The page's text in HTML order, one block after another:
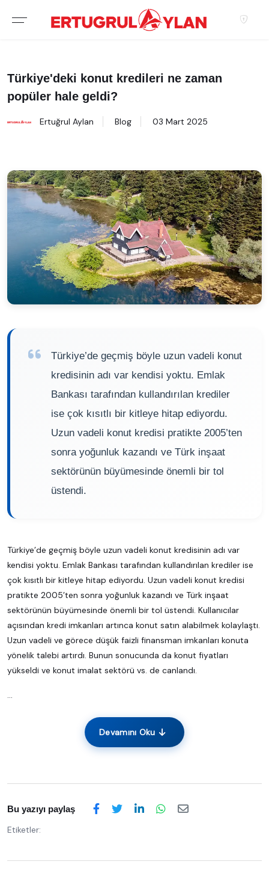
Türkiye'deki konut kredileri ne zaman
popüler hale geldi?
Ertuğrul Aylan Blog 03 Mart 2025
Türkiye’de geçmiş böyle uzun vadeli konut
kredisinin adı var kendisi yoktu. Emlak
Bankası tarafından kullandırılan krediler
ise çok kısıtlı bir kitleye hitap ediyordu.
Uzun vadeli konut kredisi pratikte 2005’ten
sonra yoğunluk kazandı ve Türk inşaat
sektörünün büyümesinde önemli bir tol
üstendi.
Türkiye’de geçmiş böyle uzun vadeli konut kredisinin adı var
kendisi yoktu. Emlak Bankası tarafından kullandırılan krediler ise
çok kısıtlı bir kitleye hitap ediyordu. Uzun vadeli konut kredisi
pratikte 2005’ten sonra yoğunluk kazandı ve Türk inşaat
sektörünün büyümesinde önemli bir tol üstendi. Kullanıcılar
açısından kredi imkanları artınca konut satın alabilmek kolaylaştı.
Uzun vadeli ve görece düşük faizli finansman imkanları konuta
yönelik talebi artırdı. Bunun sonucunda da konut fiyatları
yükseldi ve konut imalat sektörü vs. de canlandı.
Devamını Oku
Bu yazıyı paylaş
Etiketler:
Hakkımızda
EMLAK SITELERIMIZ
EMLAK OFISLERIMIZ